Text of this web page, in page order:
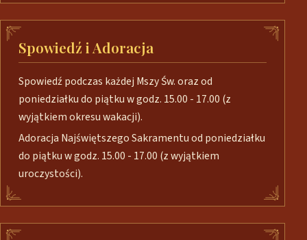
Spowiedź i Adoracja
Spowiedź podczas każdej Mszy Św. oraz od
poniedziałku do piątku w godz. 15.00 - 17.00 (z
wyjątkiem okresu wakacji).
Adoracja Najświętszego Sakramentu od poniedziałku
do piątku w godz. 15.00 - 17.00 (z wyjątkiem
uroczystości).